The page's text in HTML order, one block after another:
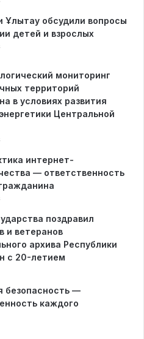
Ұлытау обсудили вопросы
детей и взрослых
мониторинг
территорий
в условиях развития
Центральной
интернет-
— ответственность
поздравил
и ветеранов
архива Республики
с 20-летием
безопасность —
каждого